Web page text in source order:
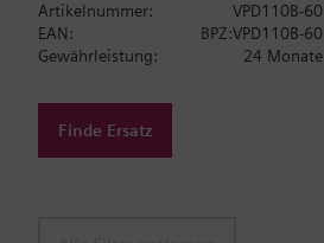
Artikelnummer:
VPD110B-60
EAN:
BPZ:VPD110B-60
Gewährleistung:
24 Monate
Finde Ersatz